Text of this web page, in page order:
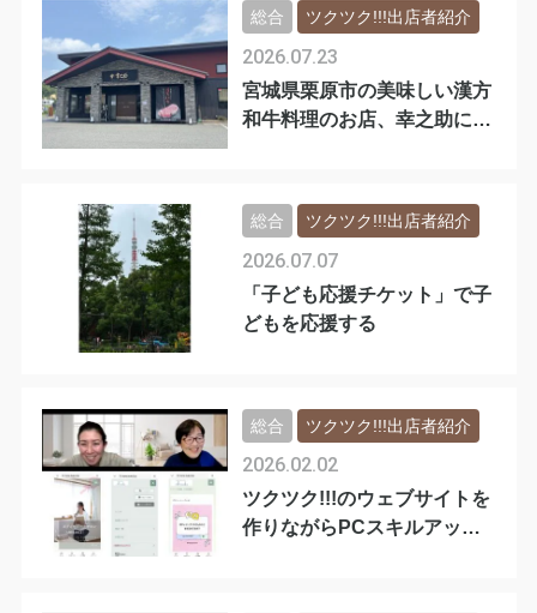
宮城県栗原市の美味しい漢方
和牛料理のお店、幸之助に行
2026.07.23
総合 ツクツク!!!出店者紹介
「子ども応援チケット」で子
どもを応援する
2026.07.07
総合 ツクツク!!!出店者紹介
ツクツク!!!のウェブサイトを
作りながらPCスキルアップ
2026.02.02
総合 ツクツク!!!出店者紹介